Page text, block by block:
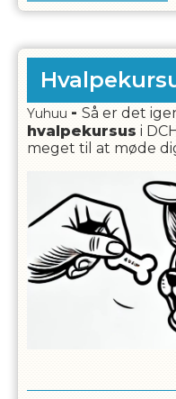
Yuhuu - Så er det
hvalpekursus i
meget til at møde